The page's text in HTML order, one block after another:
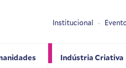
Indústria Criativa
Institucional